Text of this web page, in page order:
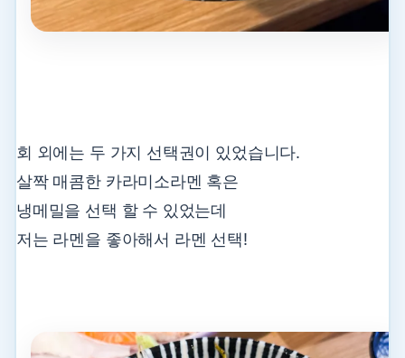
회 외에는 두 가지 선택권이 있었습니다.
살짝 매콤한 카라미소라멘 혹은
냉메밀을 선택 할 수 있었는데
저는 라멘을 좋아해서 라멘 선택!